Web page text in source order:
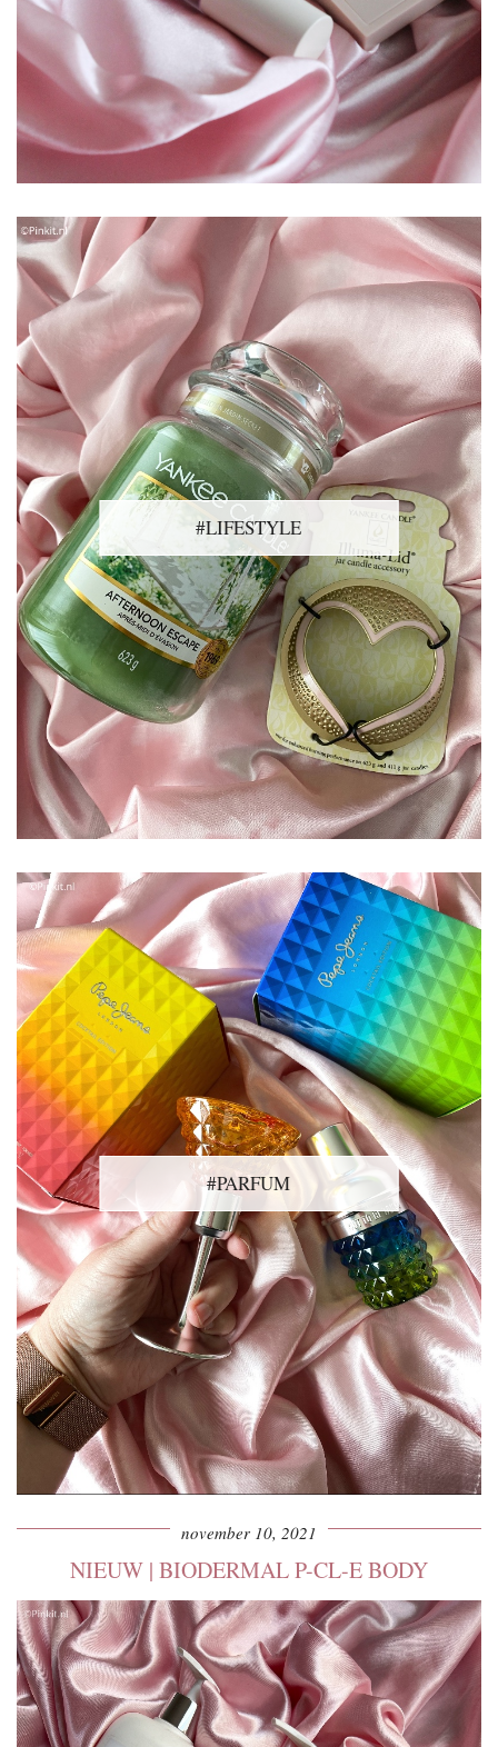
#LIFESTYLE
#PARFUM
november 10, 2021
NIEUW | BIODERMAL P-CL-E BODY